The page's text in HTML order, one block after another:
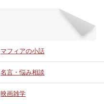
マフィアの小話
名言・悩み相談
映画雑学